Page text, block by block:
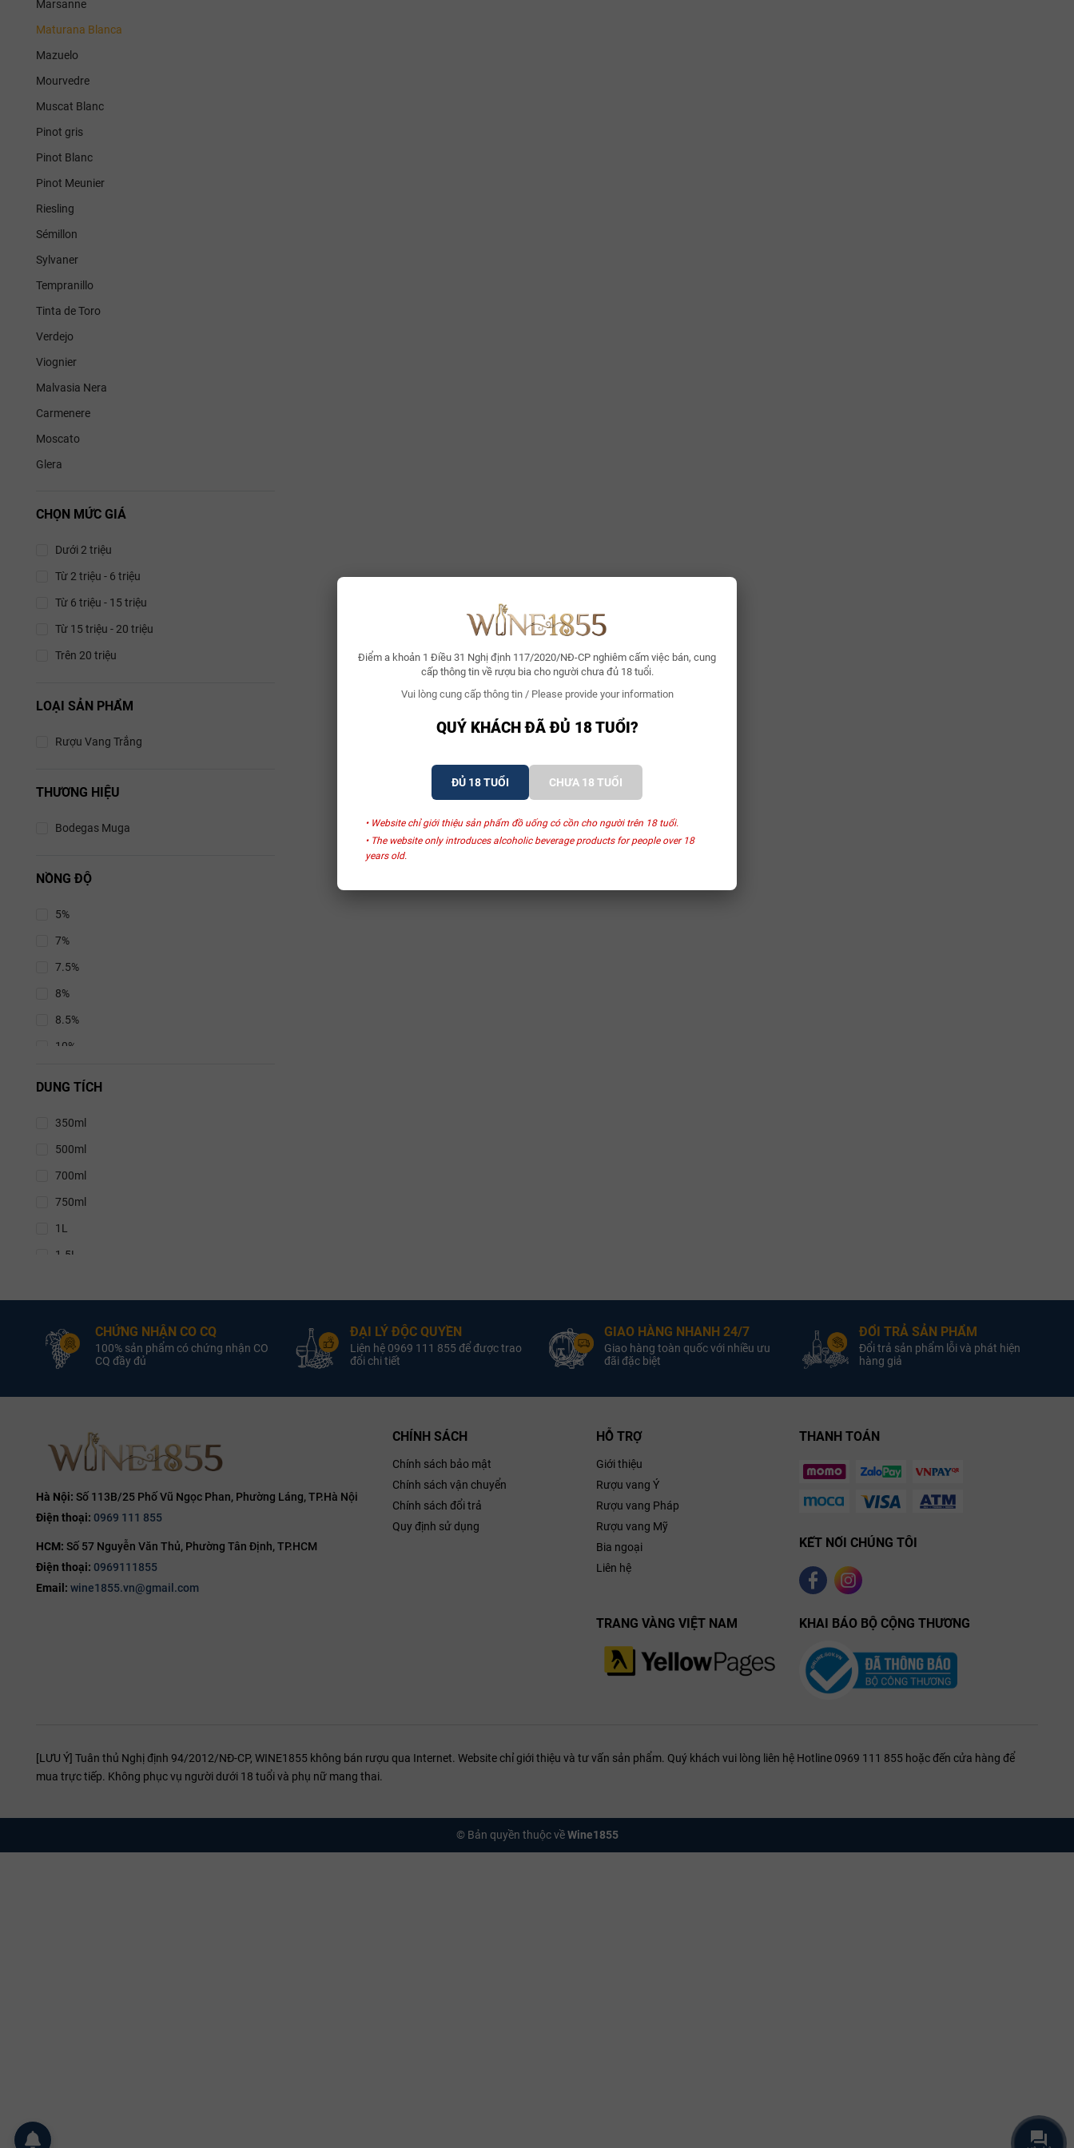
Điểm a khoản 1 Điều 31 Nghị định 117/2020/NĐ-CP nghiêm cấm việc bán, cung
cấp thông tin về rượu bia cho người chưa đủ 18 tuổi.
Vui lòng cung cấp thông tin / Please provide your information
QUÝ KHÁCH ĐÃ ĐỦ 18 TUỔI?
ĐỦ 18 TUỔI CHƯA 18 TUỔI
• Website chỉ giới thiệu sản phẩm đồ uống có cồn cho người trên 18 tuổi.
• The website only introduces alcoholic beverage products for people over 18
years old.
Marsanne
Maturana Blanca
Mazuelo
Mourvedre
Muscat Blanc
Pinot gris
Pinot Blanc
Pinot Meunier
Riesling
Sémillon
Sylvaner
Tempranillo
Tinta de Toro
Verdejo
Viognier
Malvasia Nera
Carmenere
Moscato
Glera
CHỌN MỨC GIÁ
Dưới 2 triệu
Từ 2 triệu - 6 triệu
Từ 6 triệu - 15 triệu
Từ 15 triệu - 20 triệu
Trên 20 triệu
LOẠI SẢN PHẨM
Rượu Vang Trắng
THƯƠNG HIỆU
Bodegas Muga
NỒNG ĐỘ
5%
7%
7.5%
8%
8.5%
10%
11.5%
11.9%
12%
12.5%
13%
13.5%
14.1%
14.2%
15%
15.5%
16%
16.5%
17%
DUNG TÍCH
350ml
500ml
700ml
750ml
1L
1.5L
5L
6L
CHỨNG NHẬN CO CQ
100% sản phẩm có chứng nhận CO
CQ đầy đủ
ĐẠI LÝ ĐỘC QUYỀN
Liên hệ 0969 111 855 để được trao
đổi chi tiết
GIAO HÀNG NHANH 24/7
Giao hàng toàn quốc với nhiều ưu
đãi đặc biệt
ĐỔI TRẢ SẢN PHẨM
Đổi trả sản phẩm lỗi và phát hiện
hàng giả
Hà Nội: Số 113B/25 Phố Vũ Ngọc Phan, Phường Láng, TP.Hà Nội
Điện thoại: 0969 111 855
HCM: Số 57 Nguyễn Văn Thủ, Phường Tân Định, TP.HCM
Điện thoại: 0969111855
Email: wine1855.vn@gmail.com
CHÍNH SÁCH
Chính sách bảo mật
Chính sách vận chuyển
Chính sách đổi trả
Quy định sử dụng
HỖ TRỢ
Giới thiệu
Rượu vang Ý
Rượu vang Pháp
Rượu vang Mỹ
Bia ngoại
Liên hệ
THANH TOÁN
KẾT NỐI CHÚNG TÔI
TRANG VÀNG VIỆT NAM KHAI BÁO BỘ CỘNG THƯƠNG
[LƯU Ý] Tuân thủ Nghị định 94/2012/NĐ-CP, WINE1855 không bán rượu qua Internet. Website chỉ giới thiệu và tư vấn sản phẩm. Quý khách vui lòng liên hệ Hotline 0969 111 855 hoặc đến cửa hàng để
mua trực tiếp. Không phục vụ người dưới 18 tuổi và phụ nữ mang thai.
© Bản quyền thuộc vềWine1855